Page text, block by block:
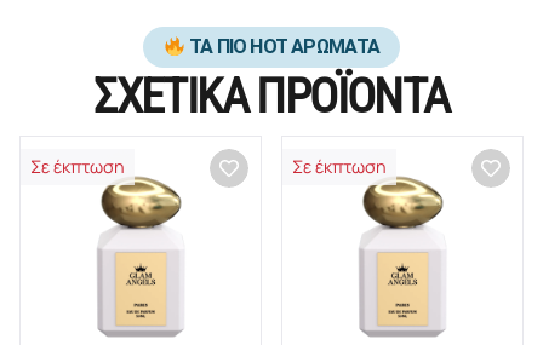
ΤΑ ΠΙΟ HOT ΑΡΩΜΑΤΑ
ΣΧΕΤΙΚΑ ΠΡΟΪΟΝΤΑ
Σε έκπτωση Σε έκπτωση